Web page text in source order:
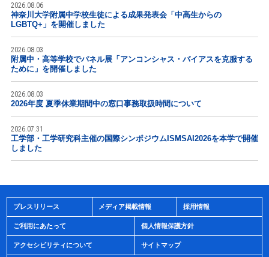
2026.08.06
神奈川大学附属中学校生徒による成果発表会「中高生からの
LGBTQ+」を開催しました
2026.08.03
附属中・高等学校でパネル展「アンコンシャス・バイアスを克服する
ために」を開催しました
2026.08.03
2026年度 夏季休業期間中の窓口事務取扱時間について
2026.07.31
工学部・工学研究科主催の国際シンポジウムISMSAI2026を本学で開催
しました
プレスリリース メディア掲載情報 採用情報
ご利用にあたって 個人情報保護方針
アクセシビリティについて サイトマップ